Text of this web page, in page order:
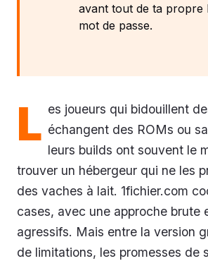
avant tout de ta propre
mot de passe.
L es joueurs qui bidouillent
échangent des ROMs ou
leurs builds ont souvent le
trouver un hébergeur qui ne les
des vaches à lait. 1fichier.com
cases, avec une approche brute
agressifs. Mais entre la version
de limitations, les promesses de